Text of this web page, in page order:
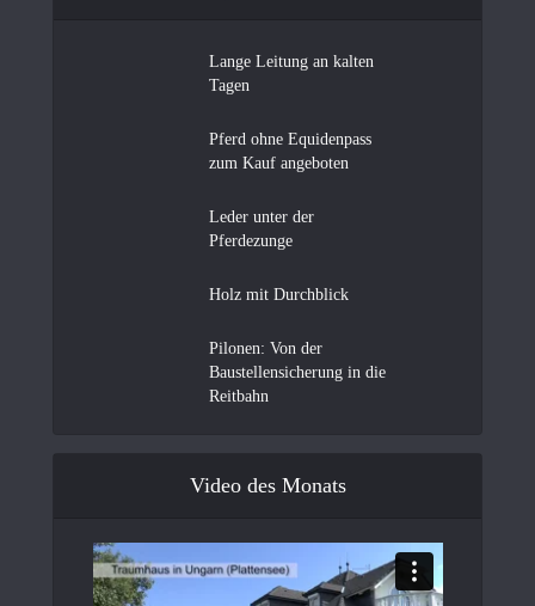
Lange Leitung an kalten
Tagen
Pferd ohne Equidenpass
zum Kauf angeboten
Leder unter der
Pferdezunge
Holz mit Durchblick
Pilonen: Von der
Baustellensicherung in die
Reitbahn
Video des Monats